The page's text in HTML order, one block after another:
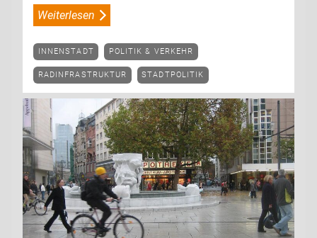
Weiterlesen
INNENSTADT POLITIK & VERKEHR
RADINFRASTRUKTUR STADTPOLITIK